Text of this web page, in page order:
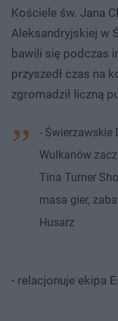
Kościele św. Jana
Aleksandryjskiej w
bawili się podczas
przyszedł czas na
zgromadził liczną
- Świerzawskie
Wulkanów
Tina Turner
masa gier,
Husarz
- relacjonuje ekipa